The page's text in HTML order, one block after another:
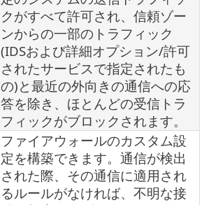
クがすべて許可され、信頼ゾー
ンからの一部のトラフィック
(IDSおよび詳細オプション/許可
されたサービスで指定されたも
の)と最近の外向きの通信への応
答を除き、ほとんどの受信トラ
フィックがブロックされます。
ファイアウォールのカスタム設
定を構築できます。通信が検出
された際、その通信に適用され
るルールがなければ、不明な接